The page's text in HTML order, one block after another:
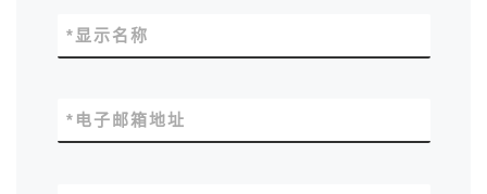
显示名称
*
电子邮箱地址
*